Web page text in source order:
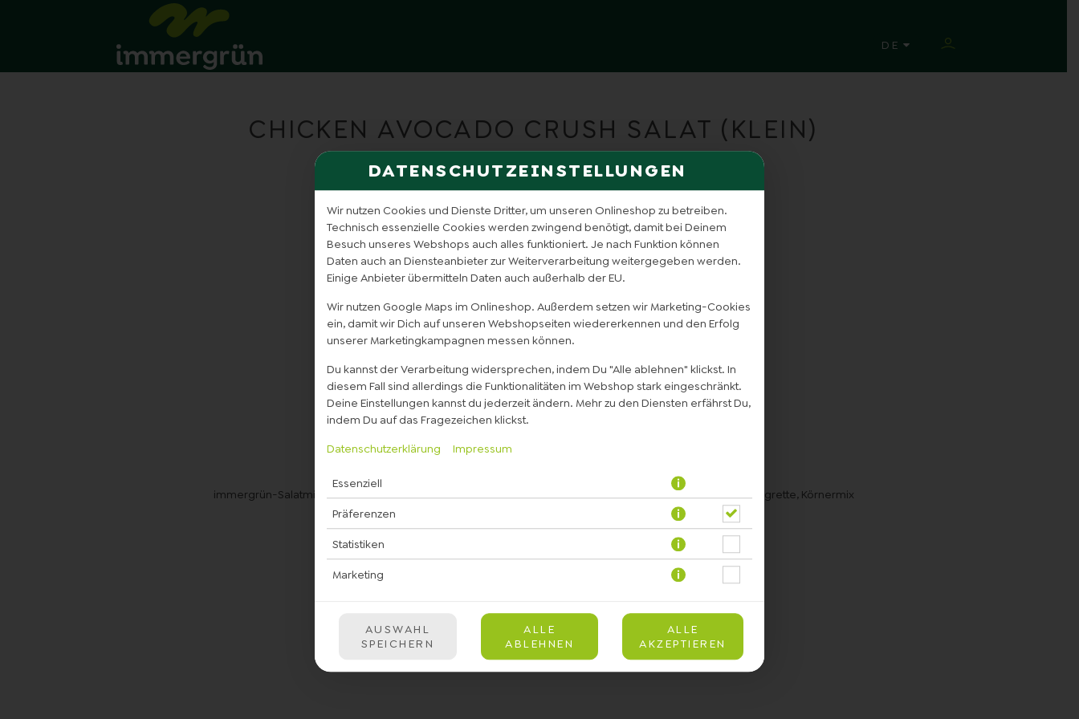
DATENSCHUTZEINSTELLUNGEN
Wir nutzen Cookies und Dienste Dritter, um unseren Onlineshop zu betreiben.
Technisch essenzielle Cookies werden zwingend benötigt, damit bei Deinem
Besuch unseres Webshops auch alles funktioniert. Je nach Funktion können
Daten auch an Diensteanbieter zur Weiterverarbeitung weitergegeben werden.
Einige Anbieter übermitteln Daten auch außerhalb der EU.
Wir nutzen Google Maps im Onlineshop. Außerdem setzen wir Marketing-Cookies
ein, damit wir Dich auf unseren Webshopseiten wiedererkennen und den Erfolg
unserer Marketingkampagnen messen können.
Du kannst der Verarbeitung widersprechen, indem Du "Alle ablehnen" klickst. In
diesem Fall sind allerdings die Funktionalitäten im Webshop stark eingeschränkt.
Deine Einstellungen kannst du jederzeit ändern. Mehr zu den Diensten erfährst Du,
indem Du auf das Fragezeichen klickst.
Datenschutzerklärung
Impressum
Essenziell
Präferenzen
Statistiken
Marketing
AUSWAHL
SPEICHERN
ALLE
ABLEHNEN
ALLE
AKZEPTIEREN
DE
SPRACHE ÄNDERN
CHICKEN AVOCADO CRUSH SALAT (KLEIN)
immergrün-Salatmischung, Hähnchen mit Chipotle Sauce, Gurken, Avocado, Kirschtomaten, Zitronen-Vinaigrette, Körnermix
JETZT BESTELLEN